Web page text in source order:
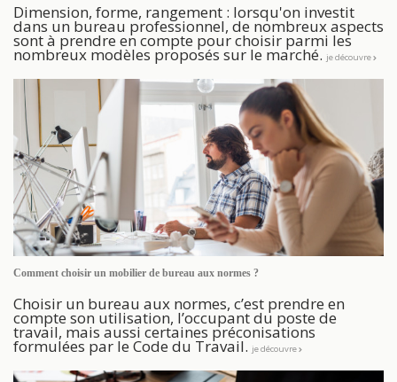
Dimension, forme, rangement : lorsqu'on investit
dans un bureau professionnel, de nombreux aspects
sont à prendre en compte pour choisir parmi les
nombreux modèles proposés sur le marché. je découvre
Comment choisir un mobilier de bureau aux normes ?
Choisir un bureau aux normes, c’est prendre en
compte son utilisation, l’occupant du poste de
travail, mais aussi certaines préconisations
formulées par le Code du Travail. je découvre